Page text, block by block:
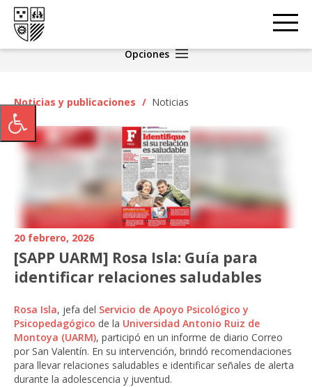
Opciones
Noticias y publicaciones / Noticias
20 febrero, 2026
[SAPP UARM] Rosa Isla: Guía para
identificar relaciones saludables
Rosa Isla, jefa del Servicio de Apoyo Psicológico y
Psicopedagógico de la Universidad Antonio Ruiz de
Montoya (UARM), participó en un informe de diario Correo
por San Valentín. En su intervención, brindó recomendaciones
para llevar relaciones saludables e identificar señales de alerta
durante la adolescencia y juventud.